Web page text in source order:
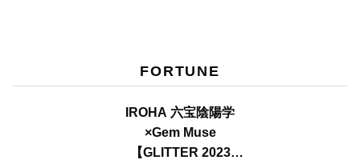
FORTUNE
IROHA 六宝陰陽学
×Gem Muse
【GLITTER 2023